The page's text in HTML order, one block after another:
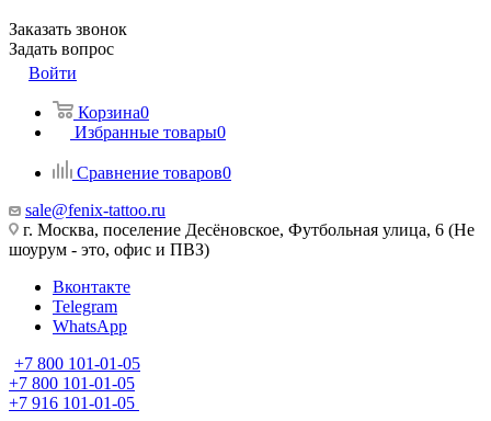
Заказать звонок
Задать вопрос
Войти
Корзина0
Избранные товары0
Сравнение товаров0
sale@fenix-tattoo.ru
г. Москва, поселение Десёновское, Футбольная улица, 6 (Не
шоурум - это, офис и ПВЗ)
Вконтакте
Telegram
WhatsApp
+7 800 101-01-05
+7 800 101-01-05
+7 916 101-01-05